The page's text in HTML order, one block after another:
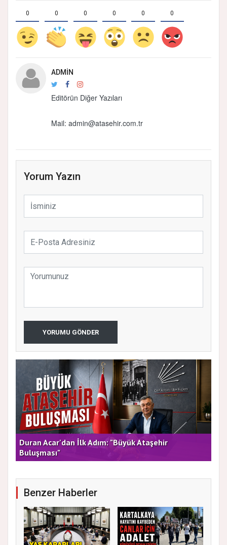
0 0 0 0 0 0
ADMIN
Editörün Diğer Yazıları
Mail: admin@atasehir.com.tr
Yorum Yazın
YORUMU GÖNDER
Duran Acar'dan İlk Adım: "Büyük Ataşehir
Buluşması"
Benzer Haberler